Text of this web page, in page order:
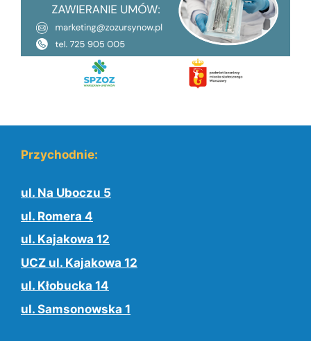
Przychodnie:
ul. Na Uboczu 5
ul. Romera 4
ul. Kajakowa 12
UCZ ul. Kajakowa 12
ul. Kłobucka 14
ul. Samsonowska 1